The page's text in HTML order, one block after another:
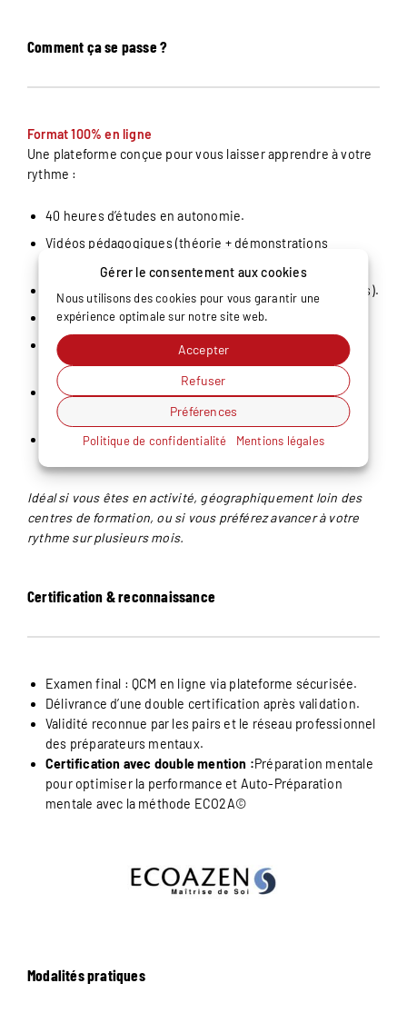
Comment ça se passe ?
Format 100% en ligne
Une plateforme conçue pour vous laisser apprendre à votre
rythme :
40 heures d’études en autonomie.
Vidéos pédagogiques (théorie + démonstrations
Manuels PDF téléchargeables (vous gardez vos supports).
Quiz d’auto-évaluation à la fin de chaque chapitre.
Tableau de bord personnel : votre progression chapitre
par chapitre.
Démarrage à votre convenance, dès réception de
l’acompte.
Accompagnement à distance par l’équipe pédagogique
Idéal si vous êtes en activité, géographiquement loin des
centres de formation, ou si vous préférez avancer à votre
rythme sur plusieurs mois.
Certification & reconnaissance
Examen final : QCM en ligne via plateforme sécurisée.
Délivrance d’une double certification après validation.
Validité reconnue par les pairs et le réseau professionnel
des préparateurs mentaux.
Certification avec double mention :Préparation mentale
pour optimiser la performance et Auto-Préparation
mentale avec la méthode ECO2A©
Modalités pratiques
Gérer le consentement aux cookies
Nous utilisons des cookies pour vous garantir une
expérience optimale sur notre site web.
Accepter
Refuser
Préférences
Politique de confidentialité Mentions légales